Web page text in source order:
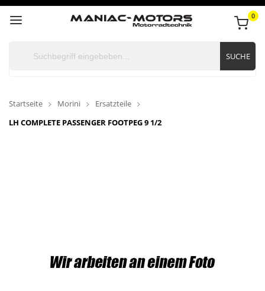
0
SUCHE
Startseite Morini
Ersatzteile
LH COMPLETE PASSENGER FOOTPEG 9 1/2